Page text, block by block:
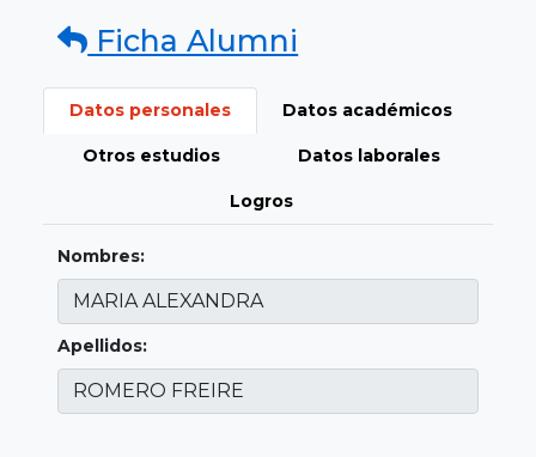
Ficha Alumni
Datos personales Datos académicos
Otros estudios Datos laborales
Logros
Nombres:
Apellidos: